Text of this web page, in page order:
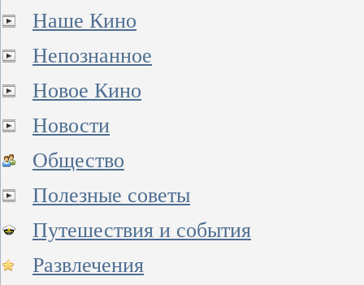
Наше Кино
Непознанное
Новое Кино
Новости
Общество
Полезные советы
Путешествия и события
Развлечения